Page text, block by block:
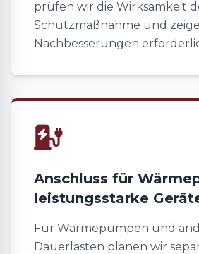
prüfen wir die Wirksamkeit
Schutzmaßnahme und
Nachbesserungen
Anschluss für
leistungsstarke
Für Wärmepumpen und
Dauerlasten planen wir